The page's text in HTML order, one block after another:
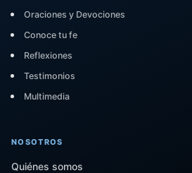
Oraciones y Devociones
Conoce tu fe
Reflexiones
Testimonios
Multimedia
NOSOTROS
Quiénes somos